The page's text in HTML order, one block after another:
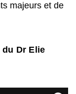
majeurs et de
Dr Elie